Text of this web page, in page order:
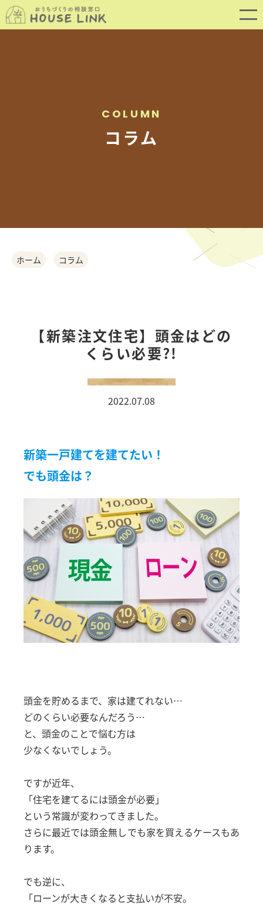
おうちづくりの相談会
オーダーカーテン
事例紹介
店舗アクセス
会社概要
プライバシーポリシー
NEWS &TOPICS
コラム
お知らせ
来店予約相談
オンライン相談予約
COLUMN
コラム
ホーム コラム
【新築注文住宅】頭金はどの
くらい必要?!
2022.07.08
新築一戸建てを建てたい！
でも頭金は？
頭金を貯めるまで、家は建てれない…
どのくらい必要なんだろう…
と、頭金のことで悩む方は
少なくないでしょう。
ですが近年、
「住宅を建てるには頭金が必要」
という常識が変わってきました。
さらに最近では頭金無しでも家を買えるケースもあ
ります。
でも逆に、
「ローンが大きくなると支払いが不安。